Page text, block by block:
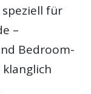
speziell für
–
Bedroom-
klanglich